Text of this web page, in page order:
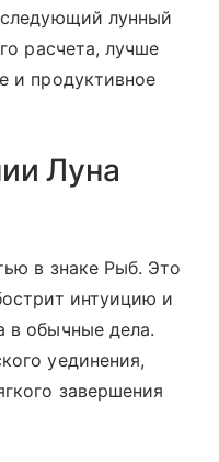
лунный
расчета, лучше
и продуктивное
Луна
в знаке Рыб. Это
интуицию и
в обычные дела.
уединения,
завершения